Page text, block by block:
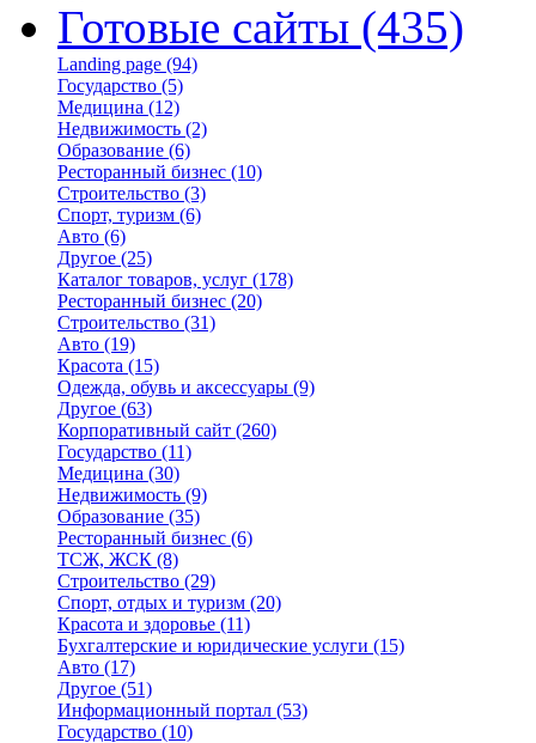
Готовые сайты (435)
Landing page (94)
Государство (5)
Медицина (12)
Недвижимость (2)
Образование (6)
Ресторанный бизнес (10)
Строительство (3)
Спорт, туризм (6)
Авто (6)
Другое (25)
Каталог товаров, услуг (178)
Ресторанный бизнес (20)
Строительство (31)
Авто (19)
Красота (15)
Одежда, обувь и аксессуары (9)
Другое (63)
Корпоративный сайт (260)
Государство (11)
Медицина (30)
Недвижимость (9)
Образование (35)
Ресторанный бизнес (6)
ТСЖ, ЖСК (8)
Строительство (29)
Спорт, отдых и туризм (20)
Красота и здоровье (11)
Бухгалтерские и юридические услуги (15)
Авто (17)
Другое (51)
Информационный портал (53)
Государство (10)